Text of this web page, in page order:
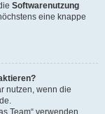
Softwarenutzung
eine knappe
nutzen, wenn die
Team“ verwenden.